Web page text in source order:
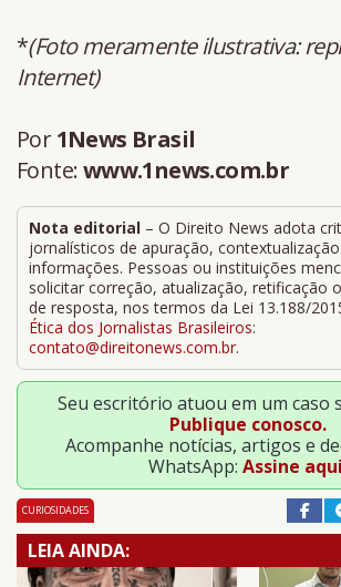
*(Foto meramente ilustrativa:
Internet)
Por1News Brasil
Fonte:www.1news.com.br
Nota editorial – O Direito News adota
jornalísticos de apuração,
informações. Pessoas ou instituições
solicitar correção, atualização, retificação
de resposta, nos termos da Lei 13.188/
Ética dos Jornalistas Brasileiros:
contato@direitonews.com.br.
Seu escritório atuou em um caso
Publique conosco.
Acompanhe notícias, artigos e
WhatsApp: Assine
CURIOSIDADES
LEIA AINDA: